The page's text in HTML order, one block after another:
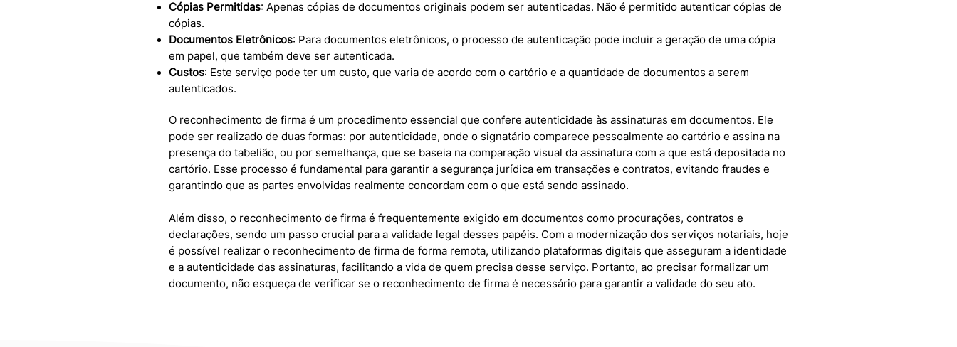
Cópias Permitidas: Apenas cópias de documentos originais podem ser autenticadas. Não é permitido autenticar cópias de
cópias.
Documentos Eletrônicos: Para documentos eletrônicos, o processo de autenticação pode incluir a geração de uma cópia
em papel, que também deve ser autenticada.
Custos: Este serviço pode ter um custo, que varia de acordo com o cartório e a quantidade de documentos a serem
autenticados.
O reconhecimento de firma é um procedimento essencial que confere autenticidade às assinaturas em documentos. Ele
pode ser realizado de duas formas: por autenticidade, onde o signatário comparece pessoalmente ao cartório e assina na
presença do tabelião, ou por semelhança, que se baseia na comparação visual da assinatura com a que está depositada no
cartório. Esse processo é fundamental para garantir a segurança jurídica em transações e contratos, evitando fraudes e
garantindo que as partes envolvidas realmente concordam com o que está sendo assinado.
Além disso, o reconhecimento de firma é frequentemente exigido em documentos como procurações, contratos e
declarações, sendo um passo crucial para a validade legal desses papéis. Com a modernização dos serviços notariais, hoje
é possível realizar o reconhecimento de firma de forma remota, utilizando plataformas digitais que asseguram a identidade
e a autenticidade das assinaturas, facilitando a vida de quem precisa desse serviço. Portanto, ao precisar formalizar um
documento, não esqueça de verificar se o reconhecimento de firma é necessário para garantir a validade do seu ato.